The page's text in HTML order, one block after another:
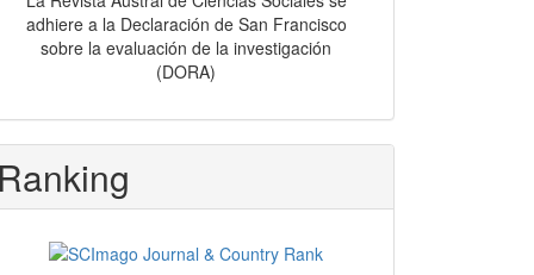
adhiere a la Declaración de San Francisco
sobre la evaluación de la investigación
(DORA)